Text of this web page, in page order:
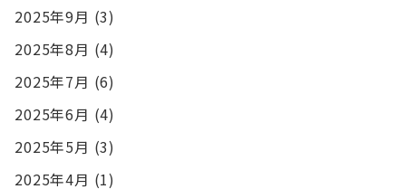
2025年9月 (3)
2025年8月 (4)
2025年7月 (6)
2025年6月 (4)
2025年5月 (3)
2025年4月 (1)